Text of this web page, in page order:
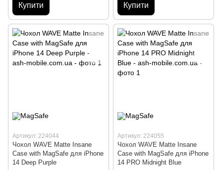
Купити Купити
Артикул: 224044
Чохол WAVE Matte Insane
Case with MagSafe для iPhone
14 Deep Purple
Артикул: 224055
Чохол WAVE Matte Insane
Case with MagSafe для iPhone
14 PRO Midnight Blue